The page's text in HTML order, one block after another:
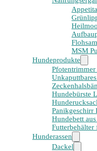
MSM
Hundeprodukte
Hundebürste
Panikgeschirr
Hundebett
Hunderassen
Dackel